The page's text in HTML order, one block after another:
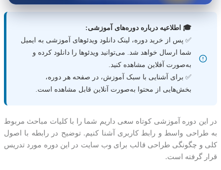
🎓 اطلاعیه درباره دوره‌های آموزشی:
✅ پس از خرید دوره، لینک دانلود ویدئوهای آموزشی به ایمیل
شما ارسال خواهد شد. می‌توانید ویدئوها را دانلود کرده و
به‌صورت آفلاین مشاهده کنید.
✅ برای آشنایی با سبک آموزش، در صفحه هر دوره،
بخش‌هایی از محتوا به‌صورت آنلاین قابل مشاهده است.
در این دوره آموزشی کوتاه سعی داریم شما را با کلیات مباحث مربوط
به طراحی واسط و رابط کاربری آشنا کنیم. توضیح در رابطه با اصول
کلی و چگونگی طراحی قالب برای وب سایت در این دوره مورد تدریس
قرار گرفته است.